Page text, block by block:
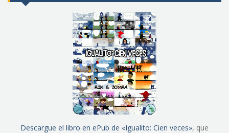
Descargue el libro en ePub de «Igualito: Cien veces», que